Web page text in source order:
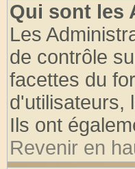
Qui sont les
Les
de contrôle
facettes du
d'utilisateurs,
Ils ont
Revenir en